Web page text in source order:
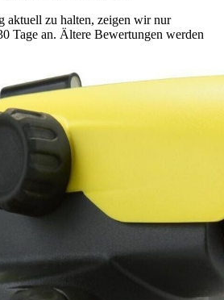
aktuell zu halten, zeigen wir nur
Tage an. Ältere Bewertungen werden